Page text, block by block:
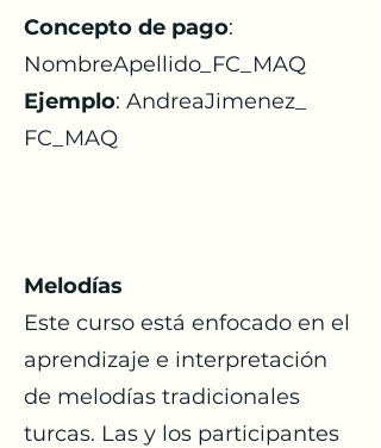
Concepto de pago:
NombreApellido_FC_MAQ ​
Ejemplo: AndreaJimenez_
FC_MAQ
Melodías
Este curso está enfocado en el
aprendizaje e interpretación
de melodías tradicionales
turcas. Las y los participantes